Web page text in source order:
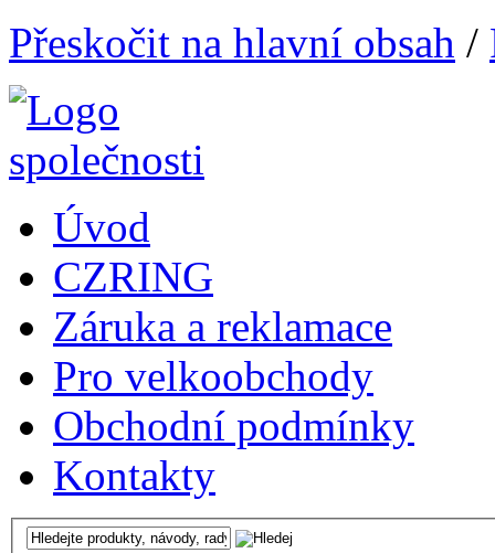
Přeskočit na hlavní obsah /
Úvod
CZRING
Záruka a reklamace
Pro velkoobchody
Obchodní podmínky
Kontakty